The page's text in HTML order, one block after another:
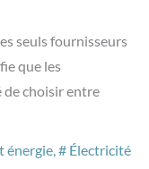
seuls fournisseurs
que les
de choisir entre
énergie, Électricité